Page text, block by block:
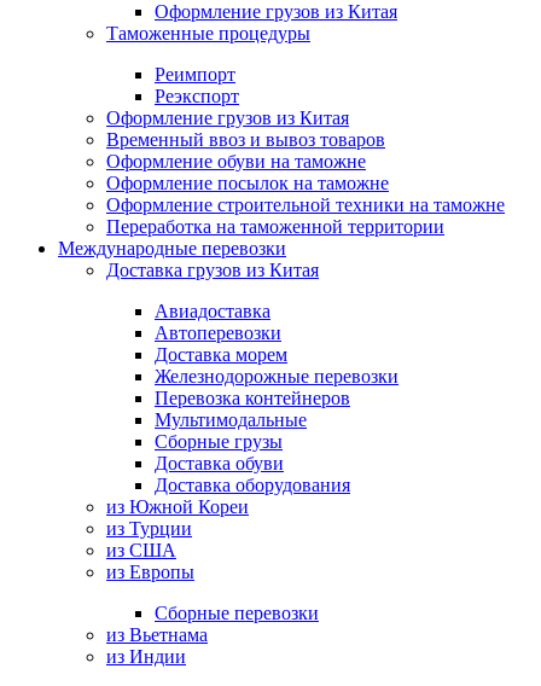
Оформление грузов из Китая
Таможенные процедуры
Реимпорт
Реэкспорт
Оформление грузов из Китая
Временный ввоз и вывоз товаров
Оформление обуви на таможне
Оформление посылок на таможне
Оформление строительной техники на таможне
Переработка на таможенной территории
Международные перевозки
Доставка грузов из Китая
Авиадоставка
Автоперевозки
Доставка морем
Железнодорожные перевозки
Перевозка контейнеров
Мультимодальные
Сборные грузы
Доставка обуви
Доставка оборудования
из Южной Кореи
из Турции
из США
из Европы
Сборные перевозки
из Вьетнама
из Индии